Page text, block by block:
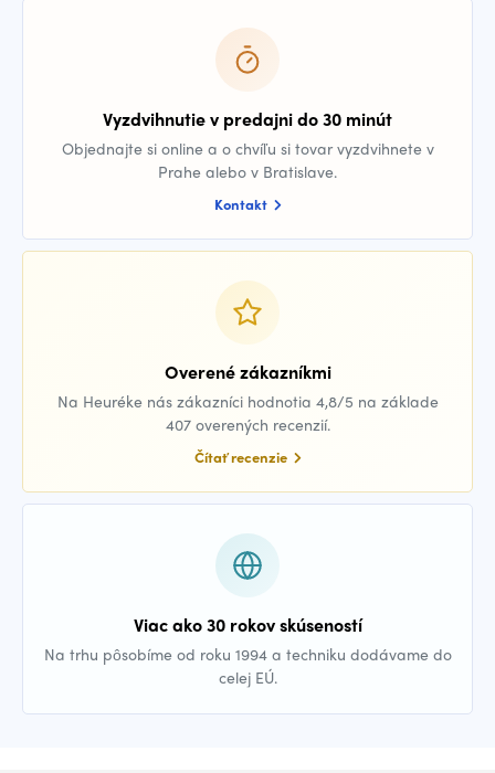
Vyzdvihnutie v predajni do 30 minút
Objednajte si online a o chvíľu si tovar vyzdvihnete v
Prahe alebo v Bratislave.
Kontakt
Overené zákazníkmi
Na Heuréke nás zákazníci hodnotia 4,8/5 na základe
407 overených recenzií.
Čítať recenzie
Viac ako 30 rokov skúseností
Na trhu pôsobíme od roku 1994 a techniku dodávame do
celej EÚ.